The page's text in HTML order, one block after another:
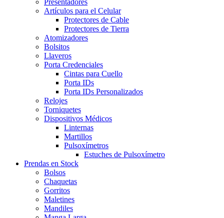
Presentadores
Artículos para el Celular
Protectores de Cable
Protectores de Tierra
Atomizadores
Bolsitos
Llaveros
Porta Credenciales
Cintas para Cuello
Porta IDs
Porta IDs Personalizados
Relojes
Torniquetes
Dispositivos Médicos
Linternas
Martillos
Pulsoxímetros
Estuches de Pulsoxímetro
Prendas en Stock
Bolsos
Chaquetas
Gorritos
Maletines
Mandiles